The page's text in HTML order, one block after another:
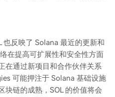
反映了 Solana 最近的更新和
在提高可扩展性和安全性方面
在通过新项目和合作伙伴关系
可能押注于 Solana 基础设施
块链的成熟，SOL 的价值将会